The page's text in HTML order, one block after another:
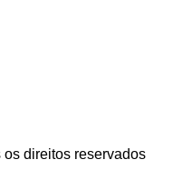
direitos reservados